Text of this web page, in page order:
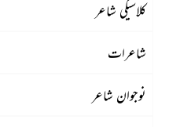
کلاسیکی شاعر
شاعرات
نوجوان شاعر